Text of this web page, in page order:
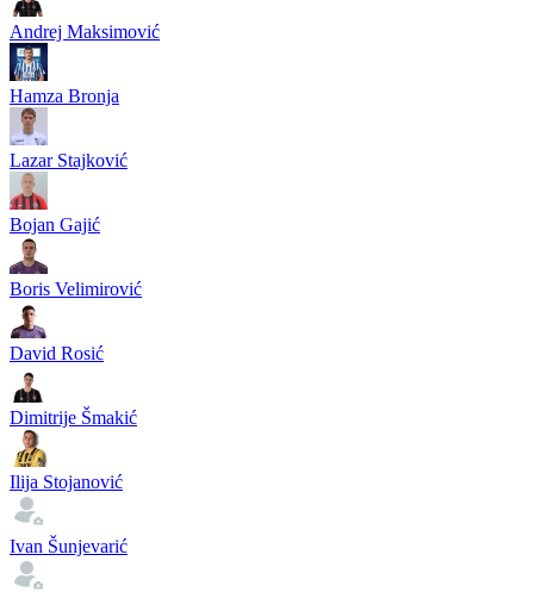
Andrej Maksimović
Hamza Bronja
Lazar Stajković
Bojan Gajić
Boris Velimirović
David Rosić
Dimitrije Šmakić
Ilija Stojanović
Ivan Šunjevarić